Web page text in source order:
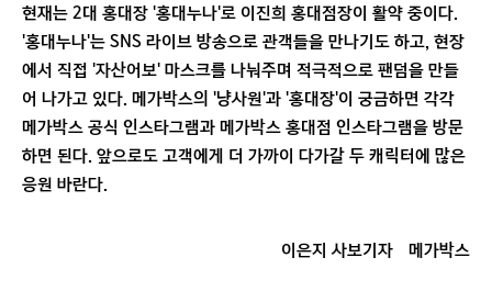
현재는 2대 홍대장 '홍대누나'로 이진희 홍대점장이 활약 중이다.
'홍대누나'는 SNS 라이브 방송으로 관객들을 만나기도 하고, 현장
에서 직접 '자산어보' 마스크를 나눠주며 적극적으로 팬덤을 만들
어 나가고 있다. 메가박스의 '냥사원'과 '홍대장'이 궁금하면 각각
메가박스 공식 인스타그램과 메가박스 홍대점 인스타그램을 방문
하면 된다. 앞으로도 고객에게 더 가까이 다가갈 두 캐릭터에 많은
응원 바란다.
이은지 사보기자 메가박스